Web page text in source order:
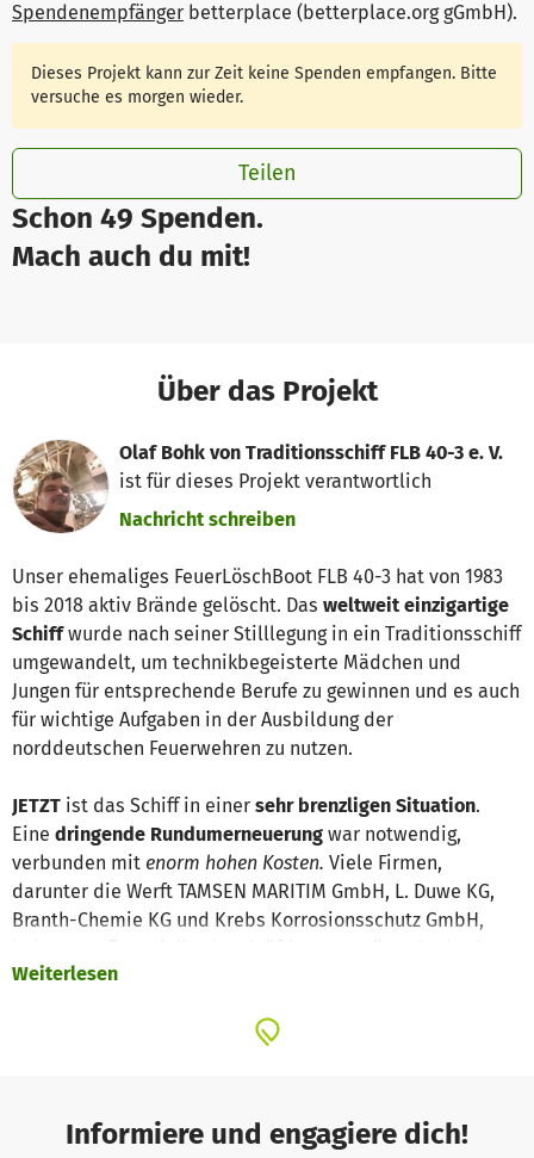
Schon 49 Spenden.
Mach auch du mit!
Spendenempfänger betterplace (betterplace.org gGmbH).
Dieses Projekt kann zur Zeit keine Spenden empfangen. Bitte
versuche es morgen wieder.
Teilen
Über das Projekt
Olaf Bohk von Traditionsschiff FLB 40-3 e. V.
ist für dieses Projekt verantwortlich
Nachricht schreiben
Unser ehemaliges FeuerLöschBoot FLB 40-3 hat von 1983
bis 2018 aktiv Brände gelöscht. Das weltweit einzigartige
Schiffwurde nach seiner Stilllegung in ein Traditionsschiff
umgewandelt, um technikbegeisterte Mädchen und
Jungen für entsprechende Berufe zu gewinnen und es auch
für wichtige Aufgaben in der Ausbildung der
norddeutschen Feuerwehren zu nutzen.
JETZT ist das Schiff in einer sehr brenzligen Situation.
Eine dringende Rundumerneuerung war notwendig,
verbunden mit enorm hohen Kosten. Viele Firmen,
darunter die Werft TAMSEN MARITIM GmbH, L. Duwe KG,
Branth-Chemie KG und Krebs Korrosionsschutz GmbH,
Mitglieder haben in mehr als 5 000 Arbeitsstunden einen
, um das FLB wieder in Fahrt zu
Warum ist es so wichtig, dieses Boot zu erhalten?
Weiterlesen
Informiere und engagiere dich!